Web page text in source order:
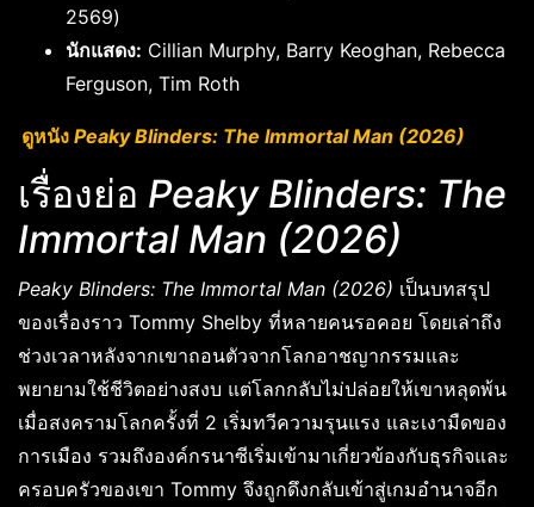
2569)
นักแสดง: Cillian Murphy, Barry Keoghan, Rebecca
Ferguson, Tim Roth
ดูหนังPeaky Blinders: The Immortal Man (2026)
เรื่องย่อ Peaky Blinders: The
Immortal Man (2026)
Peaky Blinders: The Immortal Man (2026) เป็นบทสรุป
ของเรื่องราว Tommy Shelby ที่หลายคนรอคอย โดยเล่าถึง
ช่วงเวลาหลังจากเขาถอนตัวจากโลกอาชญากรรมและ
พยายามใช้ชีวิตอย่างสงบ แต่โลกกลับไม่ปล่อยให้เขาหลุดพ้น
เมื่อสงครามโลกครั้งที่ 2 เริ่มทวีความรุนแรง และเงามืดของ
การเมือง รวมถึงองค์กรนาซีเริ่มเข้ามาเกี่ยวข้องกับธุรกิจและ
ครอบครัวของเขา Tommy จึงถูกดึงกลับเข้าสู่เกมอำนาจอีก